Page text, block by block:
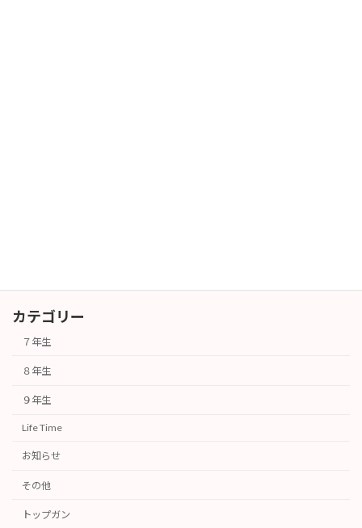
カテゴリー
７年生
８年生
９年生
Life Time
お知らせ
その他
トップガン